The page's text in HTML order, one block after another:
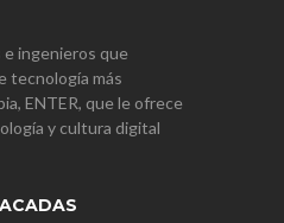
ingenieros que
tecnología más
ENTER, que le ofrece
y cultura digital